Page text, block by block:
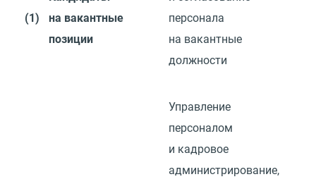
(1)
на вакантные
позиции
персонала
на вакантные
должности
Управление
персоналом
и кадровое
администрирование,